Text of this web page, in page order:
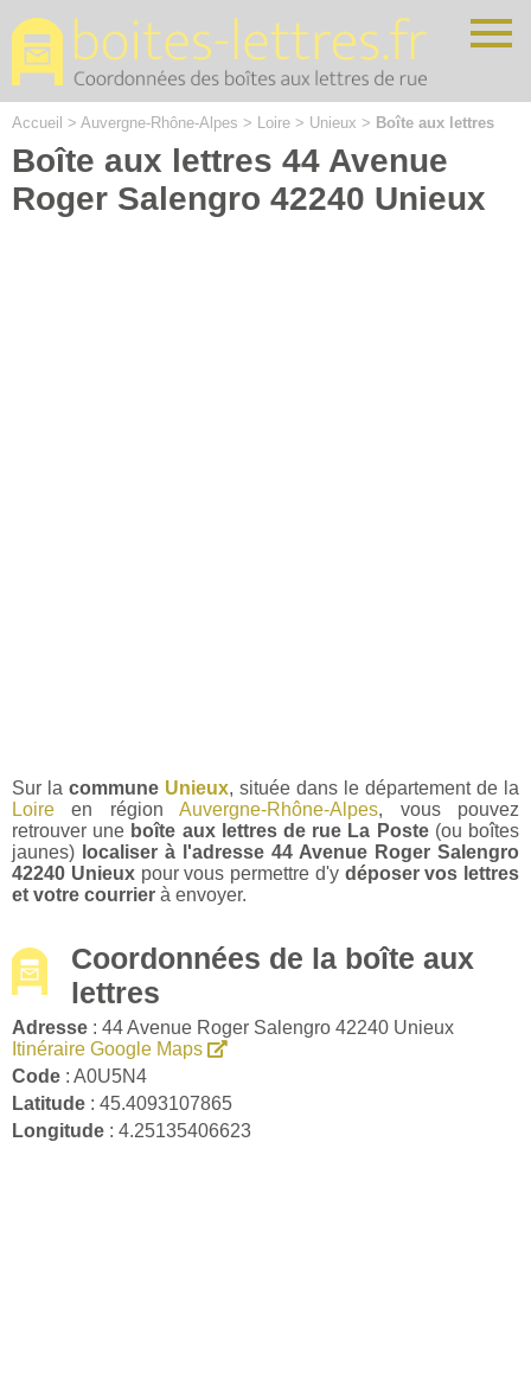
Accueil > Auvergne-Rhône-Alpes > Loire > Unieux > Boîte aux lettres
Boîte aux lettres 44 Avenue
Roger Salengro 42240 Unieux
Sur la commune Unieux, située dans le département de la
Loire en régionAuvergne-Rhône-Alpes, vous pouvez
retrouver une boîte aux lettres de rue La Poste(ou boîtes
jaunes) localiser à l'adresse 44 Avenue Roger Salengro
42240 Unieuxpour vous permettre d'y déposer vos lettres
et votre courrier à envoyer.
Coordonnées de la boîte aux
lettres
Adresse : 44 Avenue Roger Salengro 42240 Unieux
Itinéraire Google Maps
Code : A0U5N4
Latitude : 45.4093107865
Longitude : 4.25135406623